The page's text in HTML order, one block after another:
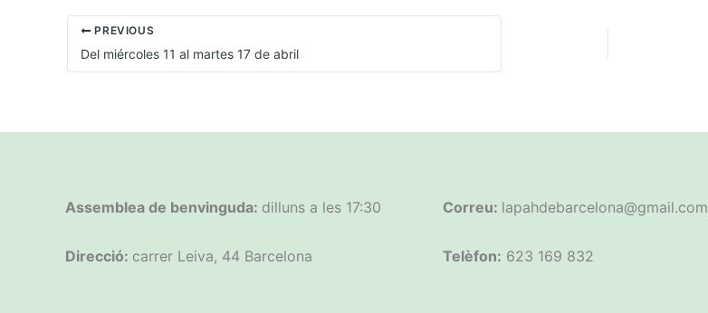
PREVIOUS
Del miércoles 11 al martes 17 de abril
Assemblea de benvinguda: dilluns a les 17:30
Direcció: carrer Leiva, 44 Barcelona
Correu: lapahdebarcelona@gmail.com
Telèfon: 623 169 832